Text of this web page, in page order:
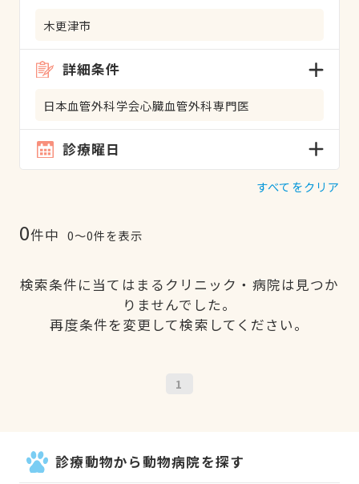
木更津市
詳細条件
日本血管外科学会心臓血管外科専門医
診療曜日
すべてをクリア
0件中 0〜0件を表示
検索条件に当てはまるクリニック・病院は見つか
りませんでした。
再度条件を変更して検索してください。
1
診療動物から動物病院を探す